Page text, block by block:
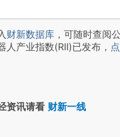
财新数据库 ，可随时查阅
产业指数(RII)已发布，
资讯请看 财新一线